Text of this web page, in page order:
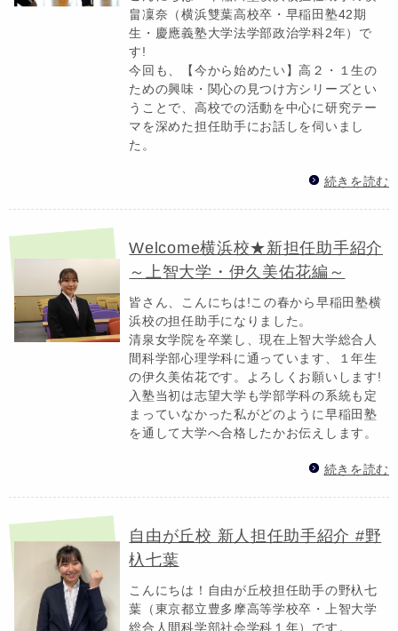
畠凜奈（横浜雙葉高校卒・早稲田塾42期
生・慶應義塾大学法学部政治学科2年）で
す!
今回も、【今から始めたい】高２・１生の
ための興味・関心の見つけ方シリーズとい
うことで、高校での活動を中心に研究テー
マを深めた担任助手にお話しを伺いまし
た。
続きを読む
Welcome横浜校★新担任助手紹介
～上智大学・伊久美佑花編～
皆さん、こんにちは!この春から早稲田塾横
浜校の担任助手になりました。
清泉女学院を卒業し、現在上智大学総合人
間科学部心理学科に通っています、１年生
の伊久美佑花です。よろしくお願いします!
入塾当初は志望大学も学部学科の系統も定
まっていなかった私がどのように早稲田塾
を通して大学へ合格したかお伝えします。
続きを読む
自由が丘校 新人担任助手紹介 #野
杁七葉
こんにちは！自由が丘校担任助手の野杁七
葉（東京都立豊多摩高等学校卒・上智大学
総合人間科学部社会学科１年）です。